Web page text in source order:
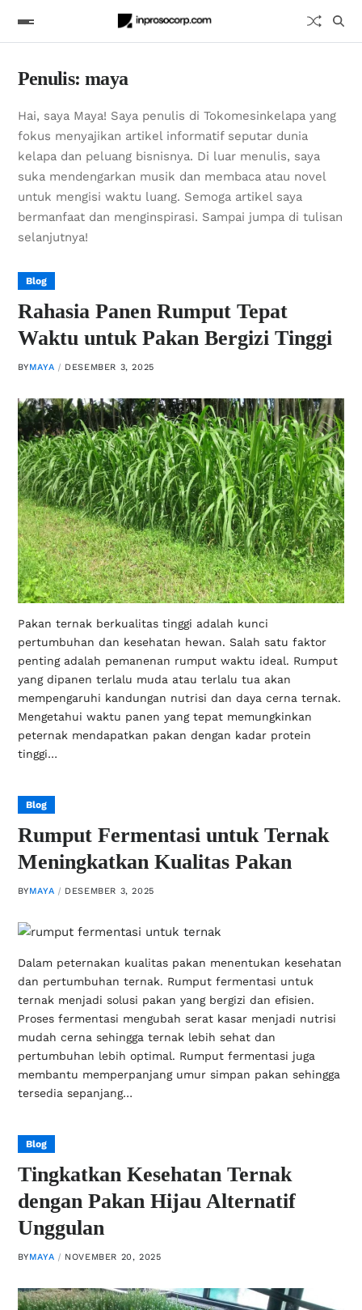
Penulis: maya
Hai, saya Maya! Saya penulis di Tokomesinkelapa yang
fokus menyajikan artikel informatif seputar dunia
kelapa dan peluang bisnisnya. Di luar menulis, saya
suka mendengarkan musik dan membaca atau novel
untuk mengisi waktu luang. Semoga artikel saya
bermanfaat dan menginspirasi. Sampai jumpa di tulisan
selanjutnya!
Blog
Rahasia Panen Rumput Tepat
Waktu untuk Pakan Bergizi Tinggi
BYMAYA DESEMBER 3, 2025
Pakan ternak berkualitas tinggi adalah kunci
pertumbuhan dan kesehatan hewan. Salah satu faktor
penting adalah pemanenan rumput waktu ideal. Rumput
yang dipanen terlalu muda atau terlalu tua akan
mempengaruhi kandungan nutrisi dan daya cerna ternak.
Mengetahui waktu panen yang tepat memungkinkan
peternak mendapatkan pakan dengan kadar protein
tinggi…
Blog
Rumput Fermentasi untuk Ternak
Meningkatkan Kualitas Pakan
BYMAYA DESEMBER 3, 2025
Dalam peternakan kualitas pakan menentukan kesehatan
dan pertumbuhan ternak. Rumput fermentasi untuk
ternak menjadi solusi pakan yang bergizi dan efisien.
Proses fermentasi mengubah serat kasar menjadi nutrisi
mudah cerna sehingga ternak lebih sehat dan
pertumbuhan lebih optimal. Rumput fermentasi juga
membantu memperpanjang umur simpan pakan sehingga
tersedia sepanjang…
Blog
Tingkatkan Kesehatan Ternak
dengan Pakan Hijau Alternatif
Unggulan
BYMAYA NOVEMBER 20, 2025